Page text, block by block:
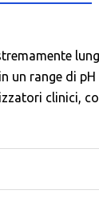
range di
clinici,